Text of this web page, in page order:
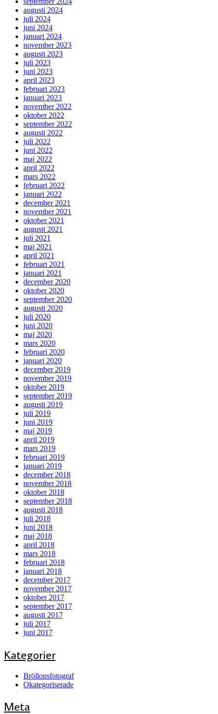
augusti 2024
juli 2024
juni 2024
januari 2024
november 2023
augusti 2023
juli 2023
juni 2023
april 2023
februari 2023
januari 2023
november 2022
oktober 2022
september 2022
augusti 2022
juli 2022
juni 2022
maj 2022
april 2022
mars 2022
februari 2022
januari 2022
december 2021
november 2021
oktober 2021
augusti 2021
juli 2021
maj 2021
april 2021
februari 2021
januari 2021
december 2020
oktober 2020
september 2020
augusti 2020
juli 2020
juni 2020
maj 2020
mars 2020
februari 2020
januari 2020
december 2019
november 2019
oktober 2019
september 2019
augusti 2019
juli 2019
juni 2019
maj 2019
april 2019
mars 2019
februari 2019
januari 2019
december 2018
november 2018
oktober 2018
september 2018
augusti 2018
juli 2018
juni 2018
maj 2018
april 2018
mars 2018
februari 2018
januari 2018
december 2017
november 2017
oktober 2017
september 2017
augusti 2017
juli 2017
juni 2017
Kategorier
Bröllopsfotograf
Okategoriserade
Meta